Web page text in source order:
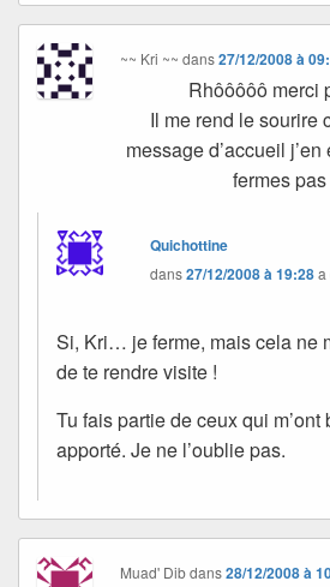
~~ Kri ~~ dans27/12/2008 à
Rhôôôôô merci
Il me rend le
message d’accueil
fermes
Quichottine
dans27/12/2008 à 19:28a
Si, Kri… je ferme, mais cela ne
de te rendre visite !
Tu fais partie de ceux qui m’ont
apporté. Je ne l’oublie pas.
Muad' Dibdans28/12/2008 à